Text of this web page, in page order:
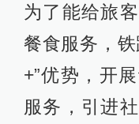
为了能给旅
餐食服务，
+”优势，开
服务，引进